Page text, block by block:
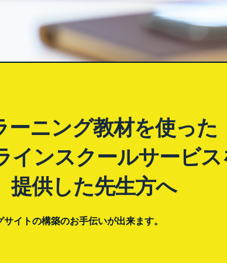
ーニング教材を使った
インスクールサービ
提供した先生方へ
イトの構築のお手伝いが出来ます。